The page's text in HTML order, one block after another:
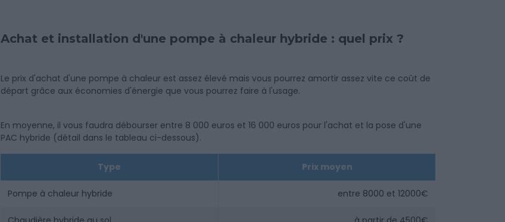
Achat et installation d'une pompe à chaleur hybride : quel prix ?
Le prix d'achat d'une pompe à chaleur est assez élevé mais vous pourrez amortir assez vite ce coût de
départ grâce aux économies d'énergie que vous pourrez faire à l'usage.
En moyenne, il vous faudra débourser entre 8 000 euros et 16 000 euros pour l'achat et la pose d'une
PAC hybride (détail dans le tableau ci-dessous).
Type Prix moyen
Pompe à chaleur hybride entre 8000 et 12000€